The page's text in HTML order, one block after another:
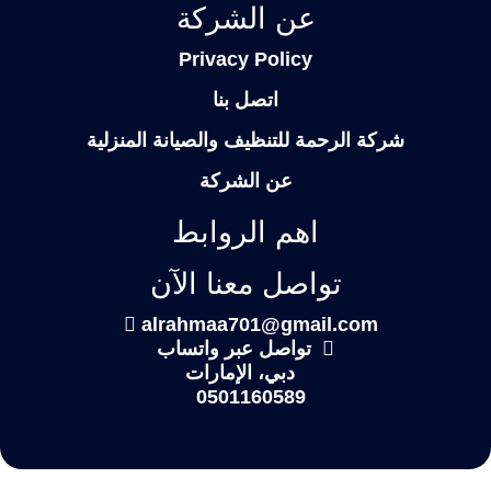
عن الشركة
Privacy Policy
اتصل بنا
شركة الرحمة للتنظيف والصيانة المنزلية
عن الشركة
اهم الروابط
تواصل معنا الآن
alrahmaa701@gmail.com
تواصل عبر واتساب
دبي، الإمارات
0501160589